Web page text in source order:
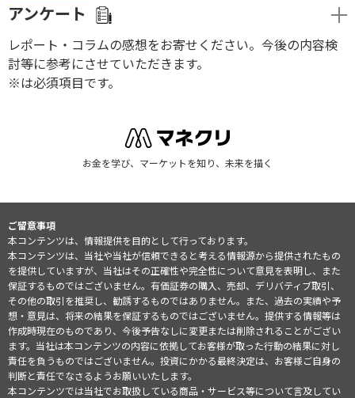
アンケート
レポート・コラムの感想をお寄せください。今後の内容検
討等に参考にさせていただきます。
※は必須項目です。
お金を学び、マーケットを知り、未来を描く
ご留意事項
本コンテンツは、情報提供を目的として行っております。
本コンテンツは、当社や当社が信頼できると考える情報源から提供されたもの
を提供していますが、当社はその正確性や完全性について意見を表明し、また
保証するものではございません。有価証券の購入、売却、デリバティブ取引、
その他の取引を推奨し、勧誘するものではありません。また、過去の実績や予
想・意見は、将来の結果を保証するものではございません。提供する情報等は
作成時現在のものであり、今後予告なしに変更または削除されることがござい
ます。当社は本コンテンツの内容に依拠してお客様が取った行動の結果に対し
責任を負うものではございません。投資にかかる最終決定は、お客様ご自身の
判断と責任でなさるようお願いいたします。
本コンテンツでは当社でお取扱している商品・サービス等について言及してい